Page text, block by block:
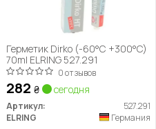
Герметик Dirko (-60°C +300°C)
70ml ELRING 527.291
0 отзывов
282 ₴ сегодня
Артикул:
527.291
ELRING
Германия